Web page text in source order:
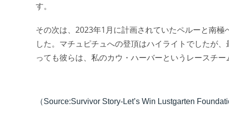
す。
その次は、2023年1月に計画されていたペルーと南
した。マチュピチュへの登頂はハイライトでしたが
っても彼らは、私のカウ・ハーバーというレースチ
（Source:Survivor Story-Let’s Win Lustgarten